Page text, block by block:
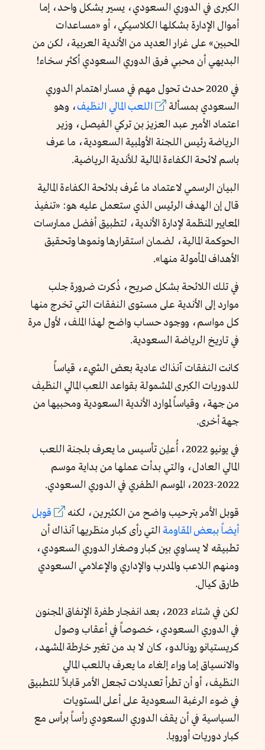
الكبرى في الدوري السعودي، يسير بشكل واحد، إما
أموال الإدارة بشكلها الكلاسيكي، أو «مساعدات
المحبين» على غرار العديد من الأندية العربية، لكن من
البديهي أن محبي فرق الدوري السعودي أكثر سخاء!
في 2020 حدث تحول مهم في مسار اهتمام الدوري
السعودي بمسألة
اللعب المالي النظيف، وهو
اعتماد الأمير عبد العزيز بن تركي الفيصل، وزير
الرياضة رئيس اللجنة الأولمبية السعودية، ما عرف
باسم لائحة الكفاءة المالية للأندية الرياضية.
البيان الرسمي لاعتماد ما عُرف بلائحة الكفاءة المالية
قال إن الهدف الرئيس الذي ستعمل عليه هو: «تنفيذ
المعايير المنظمة لإدارة الأندية، لتطبيق أفضل ممارسات
الحوكمة المالية، لضمان استقرارها ونموها وتحقيق
الأهداف المأمولة منها».
في تلك اللائحة بشكل صريح، ذُكرت ضرورة جلب
موارد إلى الأندية على مستوى النفقات التي تخرج منها
كل مواسم، ووجود حساب واضح لهذا الملف، لأول مرة
في تاريخ الرياضة السعودية.
كانت النفقات آنذاك عادية بعض الشيء، قياساً
للدوريات الكبرى المشمولة بقواعد اللعب المالي النظيف
من جهة، وقياساً لموارد الأندية السعودية ومحبيها من
جهة أخرى.
في يونيو 2022، أُعلِن تأسيس ما يعرف بلجنة اللعب
المالي العادل، والتي بدأت عملها من بداية موسم
2022-2023، الموسم الطفري في الدوري السعودي.
قوبل الأمر بترحيب واضح من الكثيرين، لكنه
قوبل
أيضاً ببعض المقاومة التي رأى كبار منظريها آنذاك أن
تطبيقه لا يساوي بين كبار وصغار الدوري السعودي،
ومنهم اللاعب والمدرب والإداري والإعلامي السعودي
طارق كيال.
لكن في شتاء 2023، بعد انفجار طفرة الإنفاق المجنون
في الدوري السعودي، خصوصاً في أعقاب وصول
كريستيانو رونالدو، كان لا بد من تغير خارطة المشهد،
والانسياق إما وراء إلغاء ما يعرف باللعب المالي
النظيف، أو أن تطرأ تعديلات تجعل الأمر قابلاً للتطبيق
في ضوء الرغبة السعودية على أعلى المستويات
السياسية في أن يقف الدوري السعودي رأساً برأس مع
كبار دوريات أوروبا.